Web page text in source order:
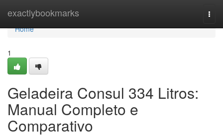
exactlybookmarks
Home
Home
1
Geladeira Consul 334 Litros:
Manual Completo e
Comparativo